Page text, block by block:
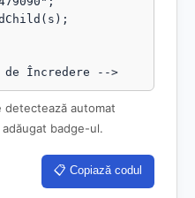
de Încredere -->
detectează automat
badge-ul.
📋 Copiază codul